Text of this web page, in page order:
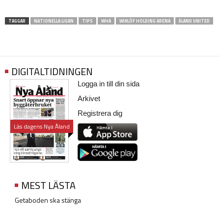
TAGGAR NATIONELLA LIGAN TIPS WHA WIKLÖF HOLDING ARENA ÅLAND UNITED
DIGITALTIDNINGEN
Läs dagens Nya Åland
Logga in till din sida
Arkivet
Registrera dig
MEST LÄSTA
Getaboden ska stänga